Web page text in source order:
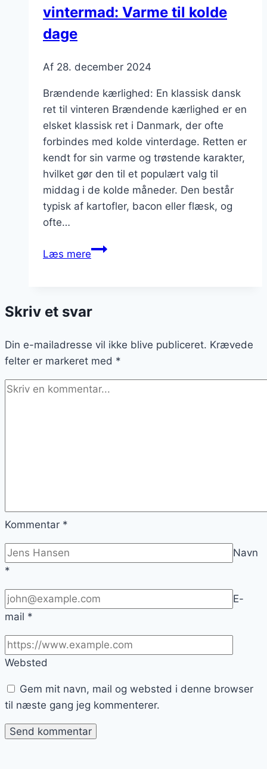
skal
vintermad: Varme til kolde
dage
Af 28. december 2024
Brændende kærlighed: En klassisk dansk
ret til vinteren Brændende kærlighed er en
elsket klassisk ret i Danmark, der ofte
forbindes med kolde vinterdage. Retten er
kendt for sin varme og trøstende karakter,
hvilket gør den til et populært valg til
middag i de kolde måneder. Den består
typisk af kartofler, bacon eller flæsk, og
ofte…
Læs mereBrændende
Varme
kolde
dage
Skriv et svar
Din e-mailadresse vil ikke blive publiceret. Krævede
felter er markeret med *
Kommentar *
Navn
*
E-
mail *
Websted
Gem mit navn, mail og websted i denne browser
til næste gang jeg kommenterer.